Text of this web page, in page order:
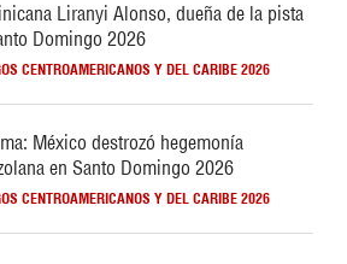
Liranyi Alonso, dueña de la pista
Domingo 2026
CENTROAMERICANOS Y DEL CARIBE 2026
México destrozó hegemonía
en Santo Domingo 2026
CENTROAMERICANOS Y DEL CARIBE 2026